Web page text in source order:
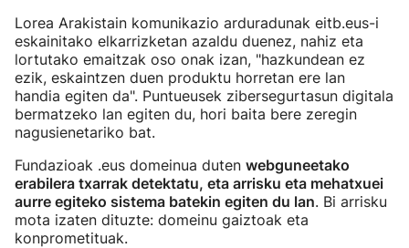
Lorea Arakistain komunikazio arduradunak eitb.eus-i
eskainitako elkarrizketan azaldu duenez, nahiz eta
lortutako emaitzak oso onak izan, "hazkundean ez
ezik, eskaintzen duen produktu horretan ere lan
handia egiten da". Puntueusek zibersegurtasun digitala
bermatzeko lan egiten du, hori baita bere zeregin
nagusienetariko bat.
Fundazioak .eus domeinua duten webguneetako
erabilera txarrak detektatu, eta arrisku eta mehatxuei
aurre egiteko sistema batekin egiten du lan. Bi arrisku
mota izaten dituzte: domeinu gaiztoak eta
konprometituak.